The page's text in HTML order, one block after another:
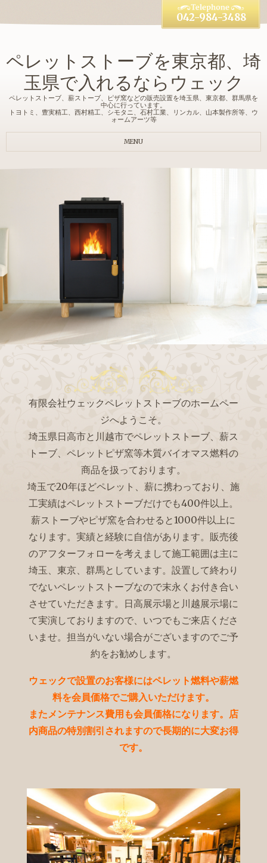
ペレットストーブを東京都、埼
玉県で入れるならウェック
ペレットストーブ、薪ストーブ、ピザ窯などの販売設置を埼玉県、東京都、群馬県を
中心に行っています。
トヨトミ、豊実精工、西村精工、シモタニ、石村工業、リンカル、山本製作所等、ウ
ォームアーツ等
042-984-3488
MENU
トヨトミ ムームー
有限会社ウェックペレットストーブのホームペー
ジへようこそ。
埼玉県日高市と川越市でペレットストーブ、薪ス
トーブ、ペレットピザ窯等木質バイオマス燃料の
商品を扱っております。
埼玉で20年ほどペレット、薪に携わっており、施
工実績はペレットストーブだけでも400件以上。
薪ストーブやピザ窯を合わせると1000件以上に
なります。実績と経験に自信があります。販売後
のアフターフォローを考えまして施工範囲は主に
埼玉、東京、群馬としています。設置して終わり
でないペレットストーブなので末永くお付き合い
させていただきます。日高展示場と川越展示場に
て実演しておりますので、いつでもご来店くださ
いませ。担当がいない場合がございますのでご予
約をお勧めします。
ウェックで設置のお客様にはペレット燃料や薪燃
料を会員価格でご購入いただけます。
またメンテナンス費用も会員価格になります。店
内商品の特別割引されますので長期的に大変お得
です。